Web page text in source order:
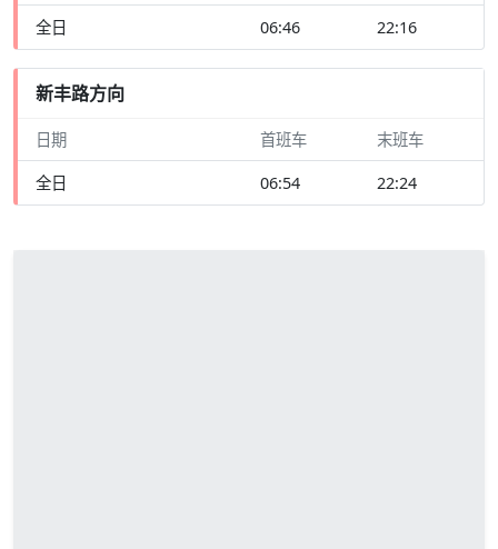
全日 06:46 22:16
新丰路方向
日期 首班车 末班车
全日 06:54 22:24